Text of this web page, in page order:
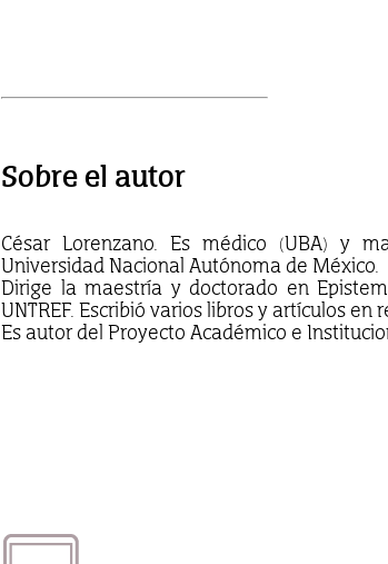
Sobre el autor
César Lorenzano. Es médico (UBA) y
Universidad Nacional Autónoma de México.
Dirige la maestría y doctorado en
UNTREF. Escribió varios libros y artículos en
Es autor del Proyecto Académico e